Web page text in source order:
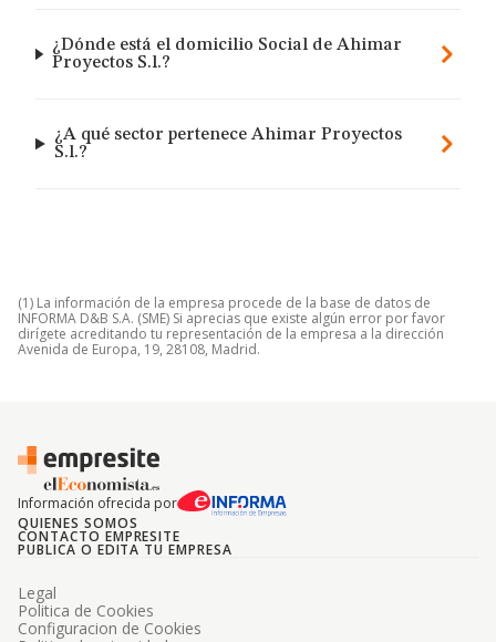
¿Dónde está el domicilio Social de Ahimar
Proyectos S.l.?
¿A qué sector pertenece Ahimar Proyectos
S.l.?
(1) La información de la empresa procede de la base de datos de
INFORMA D&B S.A. (SME) Si aprecias que existe algún error por favor
dirígete acreditando tu representación de la empresa a la dirección
Avenida de Europa, 19, 28108, Madrid.
Información ofrecida por
QUIENES SOMOS
CONTACTO EMPRESITE
PUBLICA O EDITA TU EMPRESA
Legal
Politica de Cookies
Configuracion de Cookies